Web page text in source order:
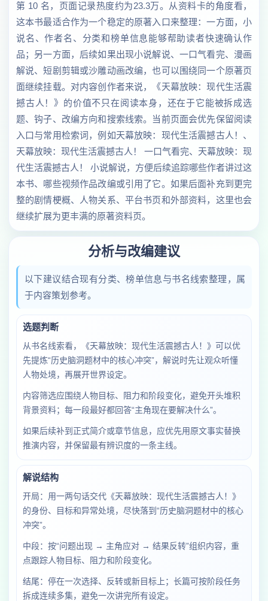
第 10 名，页面记录热度约为23.3万。从资料卡的角度看，
这本书最适合作为一个稳定的原著入口来整理：一方面，小
说名、作者名、分类和榜单信息能够帮助读者快速确认作
品；另一方面，后续如果出现小说解说、一口气看完、漫画
解说、短剧剪辑或沙雕动画改编，也可以围绕同一个原著页
面继续挂载。对内容创作者来说，《天幕放映：现代生活震
撼古人！》的价值不只在阅读本身，还在于它能被拆成选
题、钩子、改编方向和搜索线索。当前页面会优先保留阅读
入口与常用检索词，例如天幕放映：现代生活震撼古人！、
天幕放映：现代生活震撼古人！ 一口气看完、天幕放映：现
代生活震撼古人！ 小说解说，方便后续追踪哪些作者讲过这
本书、哪些视频作品改编或引用了它。如果后面补充到更完
整的剧情梗概、人物关系、平台书页和外部资料，这里也会
继续扩展为更丰满的原著资料页。
分析与改编建议
以下建议结合现有分类、榜单信息与书名线索整理，属
于内容策划参考。
选题判断
从书名线索看，《天幕放映：现代生活震撼古人！》可以优
先提炼“历史脑洞题材中的核心冲突”，解说时先让观众听懂
人物处境，再展开世界设定。
内容筛选应围绕人物目标、阻力和阶段变化，避免开头堆积
背景资料；每一段最好都回答“主角现在要解决什么”。
如果后续补到正式简介或章节信息，应优先用原文事实替换
推演内容，并保留最有辨识度的一条主线。
解说结构
开局：用一两句话交代《天幕放映：现代生活震撼古人！》
的身份、目标和异常处境，尽快落到“历史脑洞题材中的核心
冲突”。
中段：按“问题出现 → 主角应对 → 结果反转”组织内容，重
点跟踪人物目标、阻力和阶段变化。
结尾：停在一次选择、反转或新目标上；长篇可按阶段任务
拆成连续多集，避免一次讲完所有设定。